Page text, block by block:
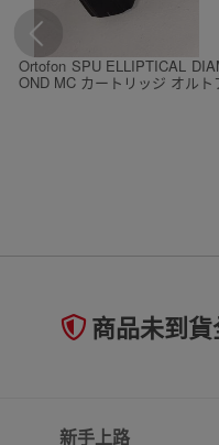
Ortofon SPU ELLIPTICAL
OND MC カートリッジ オルト
商品未到
新手上路